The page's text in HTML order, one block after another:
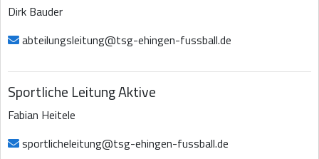
Dirk Bauder
abteilungsleitung@tsg-ehingen-fussball.de
Sportliche Leitung Aktive
Fabian Heitele
sportlicheleitung@tsg-ehingen-fussball.de